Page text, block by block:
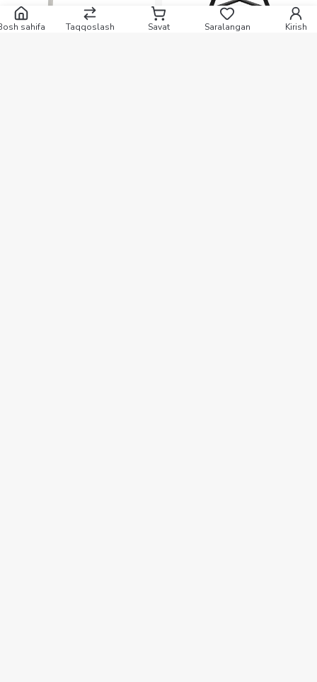
sahifa Taqqoslash Savat Saralangan Kirish